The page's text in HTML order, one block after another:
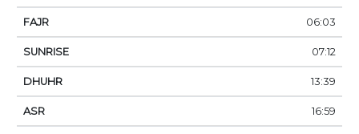
06:03
07:12
13:39
16:59